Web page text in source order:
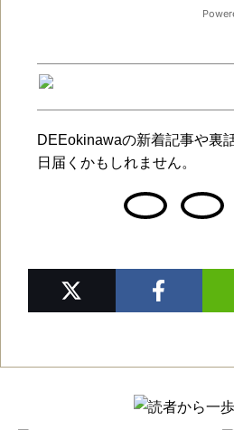
DEEokinawaの新着記事や裏
日届くかもしれません。